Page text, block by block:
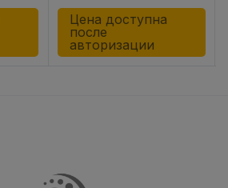
Цена доступна
после
авторизации